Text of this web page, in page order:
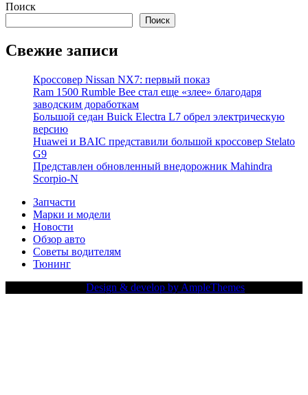
Поиск
Поиск
Свежие записи
Кроссовер Nissan NX7: первый показ
Ram 1500 Rumble Bee стал еще «злее» благодаря
заводским доработкам
Большой седан Buick Electra L7 обрел электрическую
версию
Huawei и BAIC представили большой кроссовер Stelato
G9
Представлен обновленный внедорожник Mahindra
Scorpio-N
Запчасти
Марки и модели
Новости
Обзор авто
Советы водителям
Тюнинг
Design & develop by AmpleThemes